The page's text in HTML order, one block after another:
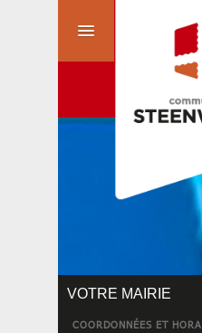
VOTRE MAIRIE
COORDONNÉES ET